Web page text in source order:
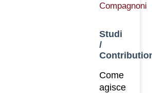
Compagnoni
Studi
/
Come
agisce